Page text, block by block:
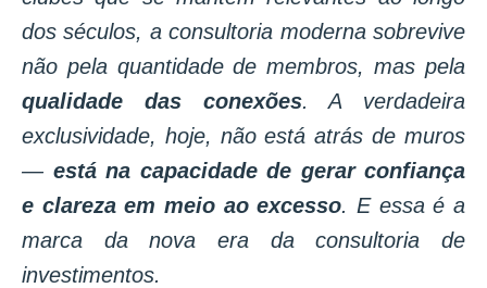
dos séculos, a consultoria moderna sobrevive
não pela quantidade de membros, mas pela
qualidade das conexões. A verdadeira
exclusividade, hoje, não está atrás de muros
— está na capacidade de gerar confiança
e clareza em meio ao excesso. E essa é a
marca da nova era da consultoria de
investimentos.